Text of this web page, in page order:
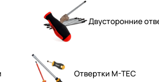
Двусторонние
Отвертки M-TEC